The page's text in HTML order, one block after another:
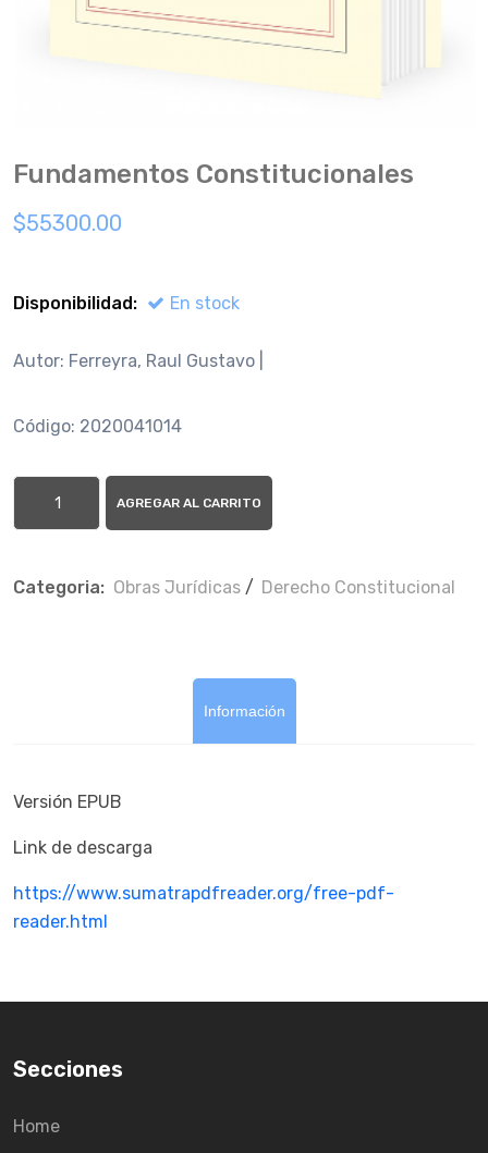
Fundamentos Constitucionales
$55300.00
Disponibilidad: En stock
Autor: Ferreyra, Raul Gustavo |
Código: 2020041014
AGREGAR AL CARRITO
Categoria: Obras Jurí­dicas / Derecho Constitucional
Información
Versión EPUB
Link de descarga
https://www.sumatrapdfreader.org/free-pdf-
reader.html
Secciones
Home